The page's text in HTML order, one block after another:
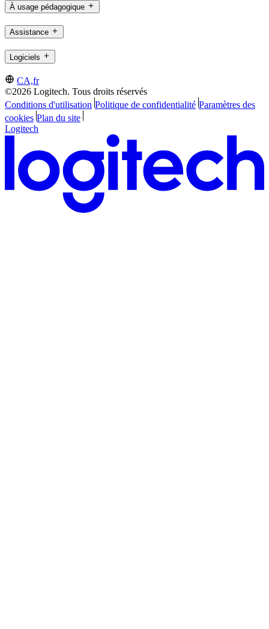
À usage pédagogique
Assistance
Logiciels
CA,fr
©2026 Logitech. Tous droits réservés
Conditions d'utilisation Politique de confidentialité Paramètres des
cookies Plan du site
Logitech